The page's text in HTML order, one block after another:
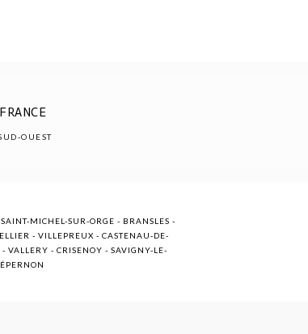
OUEST
MICHEL-SUR-ORGE - BRANSLES -
- VILLEPREUX - CASTENAU-DE-
VALLERY - CRISENOY - SAVIGNY-LE-